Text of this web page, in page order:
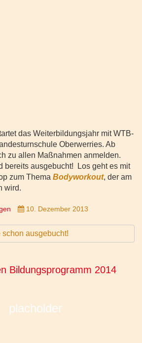
das Weiterbildungsjahr mit WTB-
Oberwerries. Ab
zu allen Maßnahmen anmelden.
bereits ausgebucht! Los geht es mit
zum Thema Bodyworkout, der am
wird.
10. Dezember 2013
schon ausgebucht!
Bildungsprogramm 2014